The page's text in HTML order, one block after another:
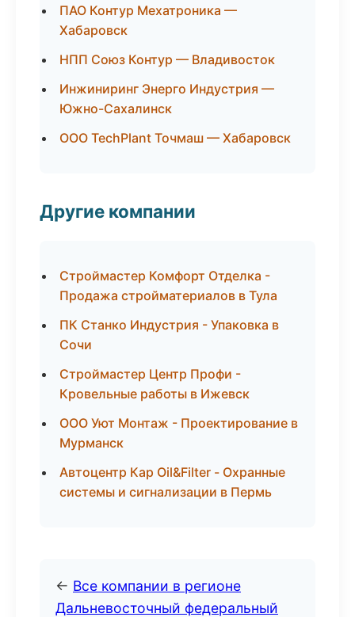
ПАО Контур Мехатроника —
Хабаровск
НПП Союз Контур — Владивосток
Инжиниринг Энерго Индустрия —
Южно-Сахалинск
ООО TechPlant Точмаш — Хабаровск
Другие компании
Строймастер Комфорт Отделка -
Продажа стройматериалов в Тула
ПК Станко Индустрия - Упаковка в
Сочи
Строймастер Центр Профи -
Кровельные работы в Ижевск
ООО Уют Монтаж - Проектирование в
Мурманск
Автоцентр Кар Oil&Filter - Охранные
системы и сигнализации в Пермь
← Все компании в регионе
Дальневосточный федеральный